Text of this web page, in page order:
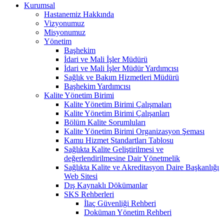
Kurumsal
Hastanemiz Hakkında
Vizyonumuz
Misyonumuz
Yönetim
Başhekim
İdari ve Mali İşler Müdürü
İdari ve Mali İşler Müdür Yardımcısı
Sağlık ve Bakım Hizmetleri Müdürü
Başhekim Yardımcısı
Kalite Yönetim Birimi
Kalite Yönetim Birimi Çalışmaları
Kalite Yönetim Birimi Çalışanları
Bölüm Kalite Sorumluları
Kalite Yönetim Birimi Organizasyon Şeması
Kamu Hizmet Standartları Tablosu
Sağlıkta Kalite Geliştirilmesi ve
değerlendirilmesine Dair Yönetmelik
Sağlıkta Kalite ve Akreditasyon Daire Başkanlığı
Web Sitesi
Dış Kaynaklı Dökümanlar
SKS Rehberleri
İlaç Güvenliği Rehberi
Doküman Yönetim Rehberi